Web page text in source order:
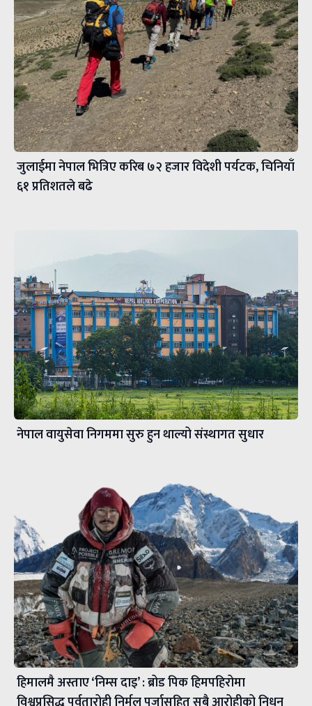
जुलाईमा नेपाल भित्रिए करिब ७२ हजार विदेशी पर्यटक, चिनियाँ
६१ प्रतिशतले बढे
नेपाल वायुसेवा निगममा सुरु हुन थाल्यो संस्थागत सुधार
हिमालमै अस्ताए ‘निम्स दाइ’ : ब्रोड पिक हिमपहिरोमा